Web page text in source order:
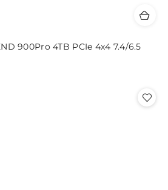
900Pro 4TB PCIe 4x4 7.4/6.5